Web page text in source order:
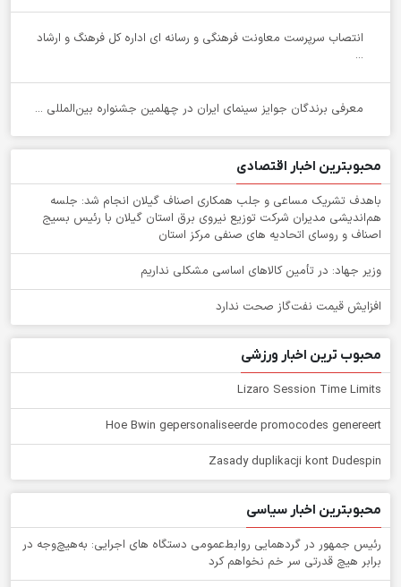
انتصاب سرپرست معاونت فرهنگی و رسانه ای اداره کل فرهنگ و ارشاد
...
معرفی برندگان جوایز سینمای ایران در چهلمین جشنواره بین‌المللی ...
محبوبترین اخبار اقتصادی
باهدف تشریک مساعی و جلب همکاری اصناف گیلان انجام شد: جلسه
هم‌اندیشی مدیران شركت توزیع نیروی برق استان گیلان با رئیس بسیج
اصناف و روسای اتحادیه های صنفی مركز استان
وزیر جهاد: در تأمین کالاهای اساسی مشکلی نداریم
افزایش قیمت نفت‌گاز صحت ندارد
محبوب ترین اخبار ورزشی
Lizaro Session Time Limits
Hoe Bwin gepersonaliseerde promocodes genereert
Zasady duplikacji kont Dudespin
محبوبترین اخبار سیاسی
رئیس جمهور در گردهمایی روابط‌عمومی دستگاه های اجرایی: به‌هیچ‌وجه در
برابر هیچ قدرتی سر خم نخواهم کرد